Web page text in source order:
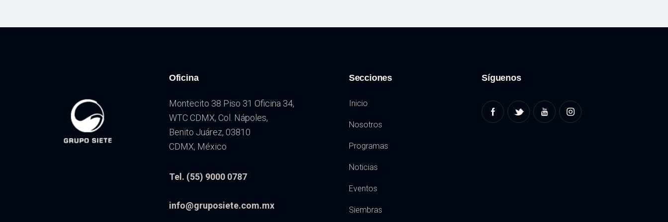
Oficina
Montecito 38 Piso 31 Oficina 34,
WTC CDMX, Col. Nápoles,
Benito Juárez, 03810
CDMX, México
Tel. (55) 9000 0787
info@gruposiete.com.mx
Secciones
Inicio
Nosotros
Programas
Noticias
Eventos
Siembras
Síguenos